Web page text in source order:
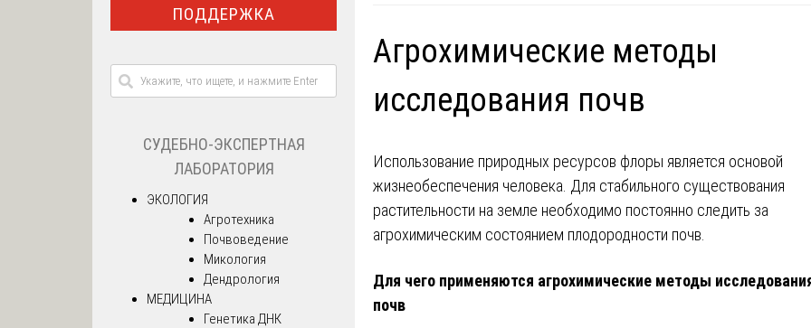
Агрохимические методы
исследования почв
Использование природных ресурсов флоры является основой
жизнеобеспечения человека. Для стабильного существования
растительности на земле необходимо постоянно следить за
агрохимическим состоянием плодородности почв.
Для чего применяются агрохимические методы
почв
ПОДДЕРЖКА
СУДЕБНО-ЭКСПЕРТНАЯ
ЛАБОРАТОРИЯ
ЭКОЛОГИЯ
Агротехника
Почвоведение
Микология
Дендрология
МЕДИЦИНА
Генетика ДНК